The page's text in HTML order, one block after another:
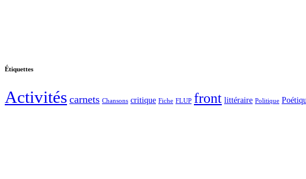
Étiquettes
Activités carnets Chansons critique Fiche FLUP front littéraire Politique